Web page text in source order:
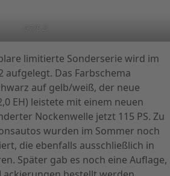
GT/E 2
limitierte Sonderserie wird im
aufgelegt. Das Farbschema
auf gelb/weiß, der neue
EH) leistete mit einem neuen
Nockenwelle jetzt 115 PS. Zu
wurden im Sommer noch
die ebenfalls ausschließlich in
Später gab es noch eine Auflage,